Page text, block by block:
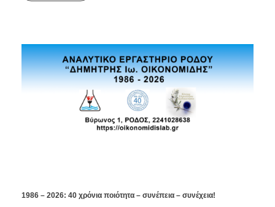
1986 – 2026: 40 χρόνια ποιότητα – συνέπεια – συνέχεια!